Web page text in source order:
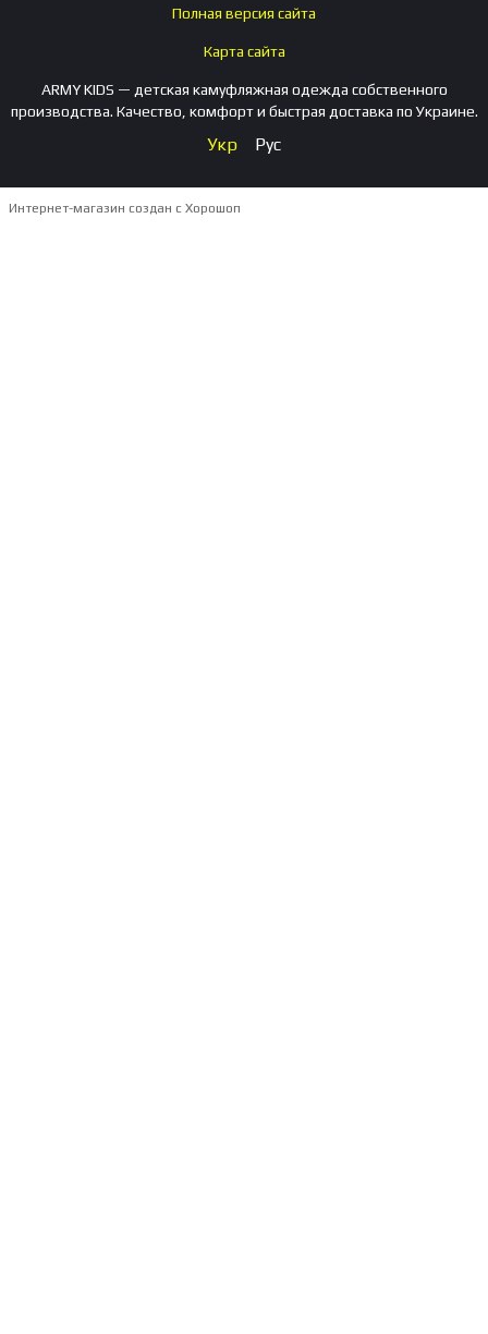
Полная версия сайта
Карта сайта
ARMY KIDS — детская камуфляжная одежда собственного
производства. Качество, комфорт и быстрая доставка по Украине.
Укр Рус
Интернет-магазин создан с Хорошоп